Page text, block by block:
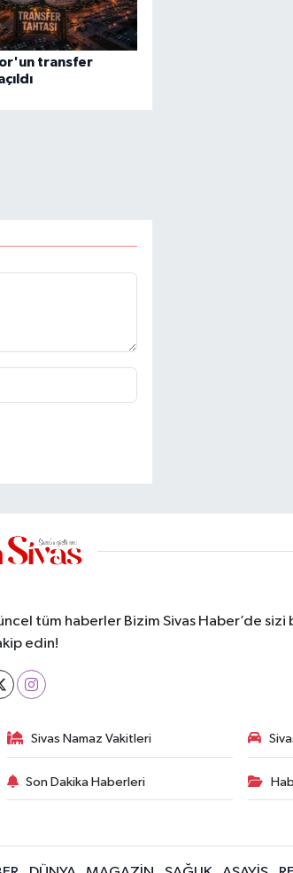
transfer
tüm haberler Bizim Sivas Haber’de sizi
edin!
Sivas Namaz Vakitleri
Son Dakika Haberleri